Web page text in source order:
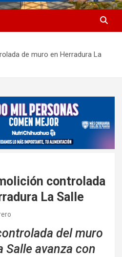
de muro en Herradura La
controlada
La Salle
del muro
Salle avanza con